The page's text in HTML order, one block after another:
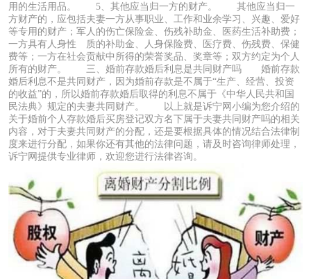
用的生活用品。 5、其他应当归一方的财产。 其他应当归一
方财产的，应包括夫妻一方从事职业、工作和业余学习、兴趣、爱好
等专用的财产；军人的伤亡保险金、伤残补助金、医药生活补助费；
一方具有人身性 质的补助金、人身保险费、医疗费、伤残费、保健
费等；一方在社会贡献中所得的荣誉奖品、奖章等；双方约定为个人
所有的财产。 三、婚前存款婚后利息是共同财产吗 婚前存款
婚后利息不是共同财产，因为婚前存款是不属于“生产、经营、投资
的收益”的，所以婚前存款婚后取得的利息不属于《中华人民共和国
民法典》规定的夫妻共同财产。 以上就是诉宁网小编为您介绍的
关于婚前个人存款婚后买房登记双方名下属于夫妻共同财产吗的相关
内容，对于夫妻共同财产的分配，还是要根据具体的情况结合法律制
度来进行分配，如果你还有其他的法律问题，请及时咨询律师处理，
诉宁网提供专业律师，欢迎您进行法律咨询。